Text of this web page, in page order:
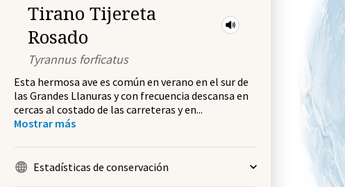
Tirano Tijereta
Rosado
Tyrannus forficatus
Esta hermosa ave es común en verano en el sur de
las Grandes Llanuras y con frecuencia descansa en
cercas al costado de las carreteras y en...
Mostrar más
Estadísticas de conservación